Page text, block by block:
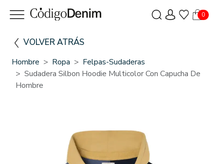
0
VOLVER ATRÁS
Hombre Ropa
Felpas-Sudaderas
Sudadera Silbon Hoodie Multicolor Con Capucha De
Hombre